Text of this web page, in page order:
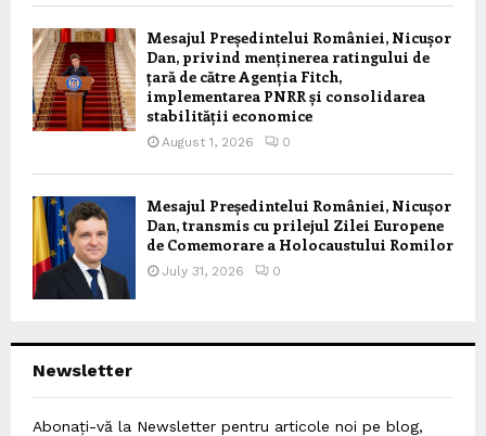
Mesajul Președintelui României, Nicușor
Dan, privind menținerea ratingului de
țară de către Agenția Fitch,
implementarea PNRR și consolidarea
stabilității economice
August 1, 2026 0
Mesajul Președintelui României, Nicușor
Dan, transmis cu prilejul Zilei Europene
de Comemorare a Holocaustului Romilor
July 31, 2026 0
Newsletter
Abonați-vă la Newsletter pentru articole noi pe blog,